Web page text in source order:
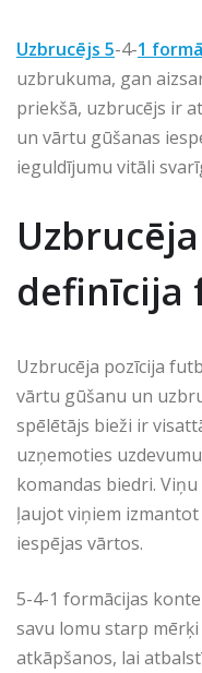
Uzbrucējs 5-4-1
uzbrukuma, gan
priekšā, uzbrucējs ir
un vārtu gūšanas
ieguldījumu vitāli
definīcija
Uzbrucēja pozīcija
vārtu gūšanu un
spēlētājs bieži ir
uzņemoties
komandas biedri.
ļaujot viņiem
iespējas vārtos.
5-4-1 formācijas
savu lomu starp
atkāpšanos, lai